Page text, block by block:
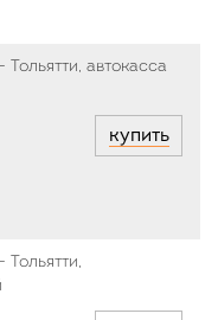
автокасса
купить